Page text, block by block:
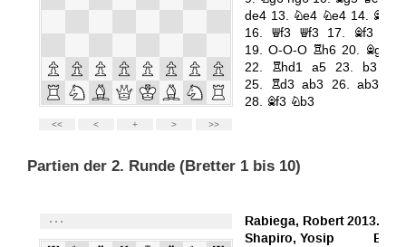
Partien der 2. Runde (Bretter 1 bis 10)